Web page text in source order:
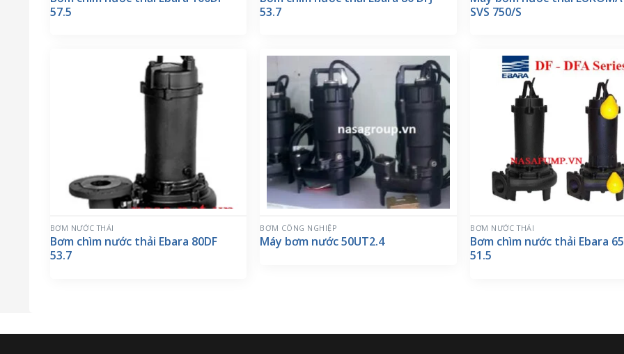
57.5
53.7
SVS 750/S
BƠM NƯỚC THẢI
Bơm chìm nước thải Ebara 80DF
53.7
BƠM CÔNG NGHIỆP
Máy bơm nước 50UT2.4
BƠM NƯỚC THẢI
Bơm chìm nước thải Ebara
51.5